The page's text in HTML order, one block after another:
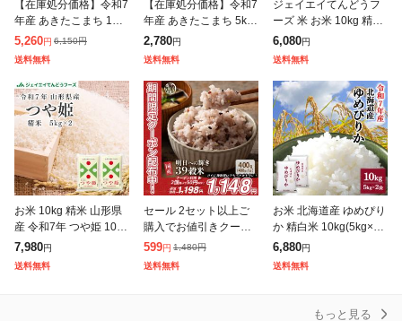
【在庫処分価格】令和7
年産 あきたこまち 10k
g (5kg×2袋) 岡山県産
ブランド米 米 お米 送
料無料 10キロ 北海道
5,260円 6,150円
送料無料
【在庫処分価格】令和7
年産 あきたこまち 5kg
(5kg×1袋) 岡山県産 ブ
ランド米 米 お米 送料
無料 5キロ 北海道・沖
2,780円
送料無料
ジェイエイてんどうフ
ーズ 米 お米 10kg 精米
山形県産 令和7年 雪若
丸 10kg (5kg×2袋) 【キ
ャンセル不可・着
6,080円
送料無料
お米 10kg 精米 山形県
産 令和7年 つや姫 10kg
(5kg×2袋) 【キャンセ
ル不可・着日指定不
可】【※沖縄・離島は
7,980円
送料無料
セール 2セット以上ご
購入でお値引きクーポ
ン有り! 雑穀 雑穀米 国
産 明日への輝き39穀米
ブレンド 400g 送料無
599円 1,480円
送料無料
お米 北海道産 ゆめぴり
か 精白米 10kg(5kg×2
袋) 令和7年産 / ブラン
ド米 米 国内産
6,880円
送料無料
もっと見る